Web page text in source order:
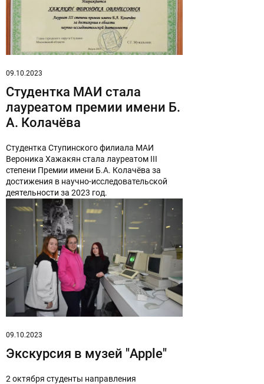
09.10.2023
Студентка МАИ стала
лауреатом премии имени Б.
А. Колачёва
Студентка Ступинского филиала МАИ
Вероника Хажакян стала лауреатом III
степени Премии имени Б.А. Колачёва за
достижения в научно-исследовательской
деятельности за 2023 год.
09.10.2023
Экскурсия в музей "Apple"
2 октября студенты направления